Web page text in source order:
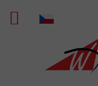
obsah
NÁKUPNÍ